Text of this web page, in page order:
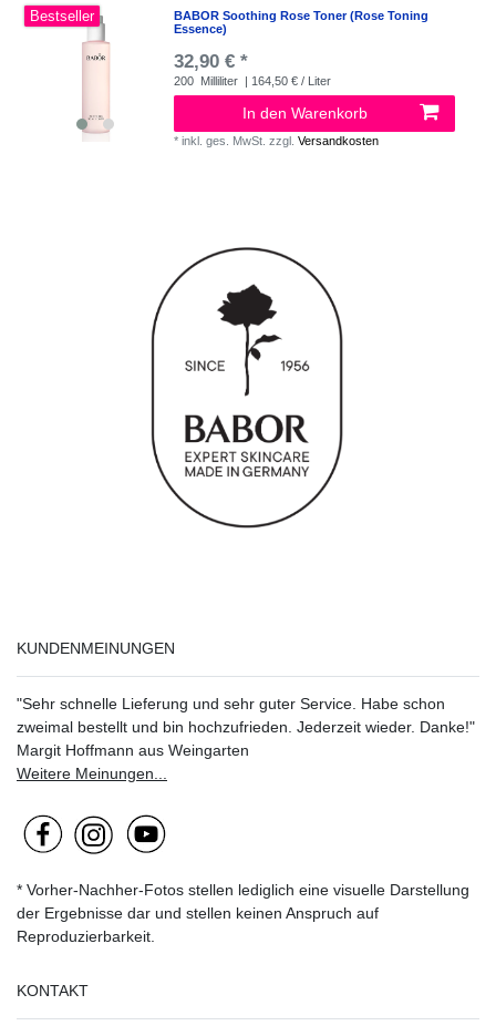
Bestseller
BABOR Soothing Rose Toner (Rose Toning
Essence)
32,90 € *
200 Milliliter | 164,50 € / Liter
In den Warenkorb
*inkl. ges. MwSt. zzgl.Versandkosten
KUNDENMEINUNGEN
"Sehr schnelle Lieferung und sehr guter Service. Habe schon
zweimal bestellt und bin hochzufrieden. Jederzeit wieder. Danke!"
Margit Hoffmann aus Weingarten
Weitere Meinungen...
* Vorher-Nachher-Fotos stellen lediglich eine visuelle Darstellung
der Ergebnisse dar und stellen keinen Anspruch auf
Reproduzierbarkeit.
KONTAKT